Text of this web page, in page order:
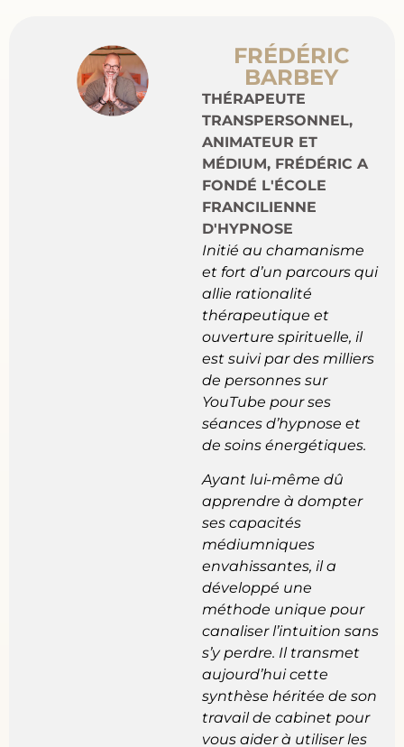
FRÉDÉRIC
BARBEY
THÉRAPEUTE
TRANSPERSONNEL,
ANIMATEUR ET
MÉDIUM, FRÉDÉRIC A
FONDÉ L'ÉCOLE
FRANCILIENNE
D'HYPNOSE
Initié au chamanisme
et fort d’un parcours qui
allie rationalité
thérapeutique et
ouverture spirituelle, il
est suivi par des milliers
de personnes sur
YouTube pour ses
séances d’hypnose et
de soins énergétiques.
Ayant lui-même dû
apprendre à dompter
ses capacités
médiumniques
envahissantes, il a
développé une
méthode unique pour
canaliser l’intuition sans
s’y perdre. Il transmet
aujourd’hui cette
synthèse héritée de son
travail de cabinet pour
vous aider à utiliser les